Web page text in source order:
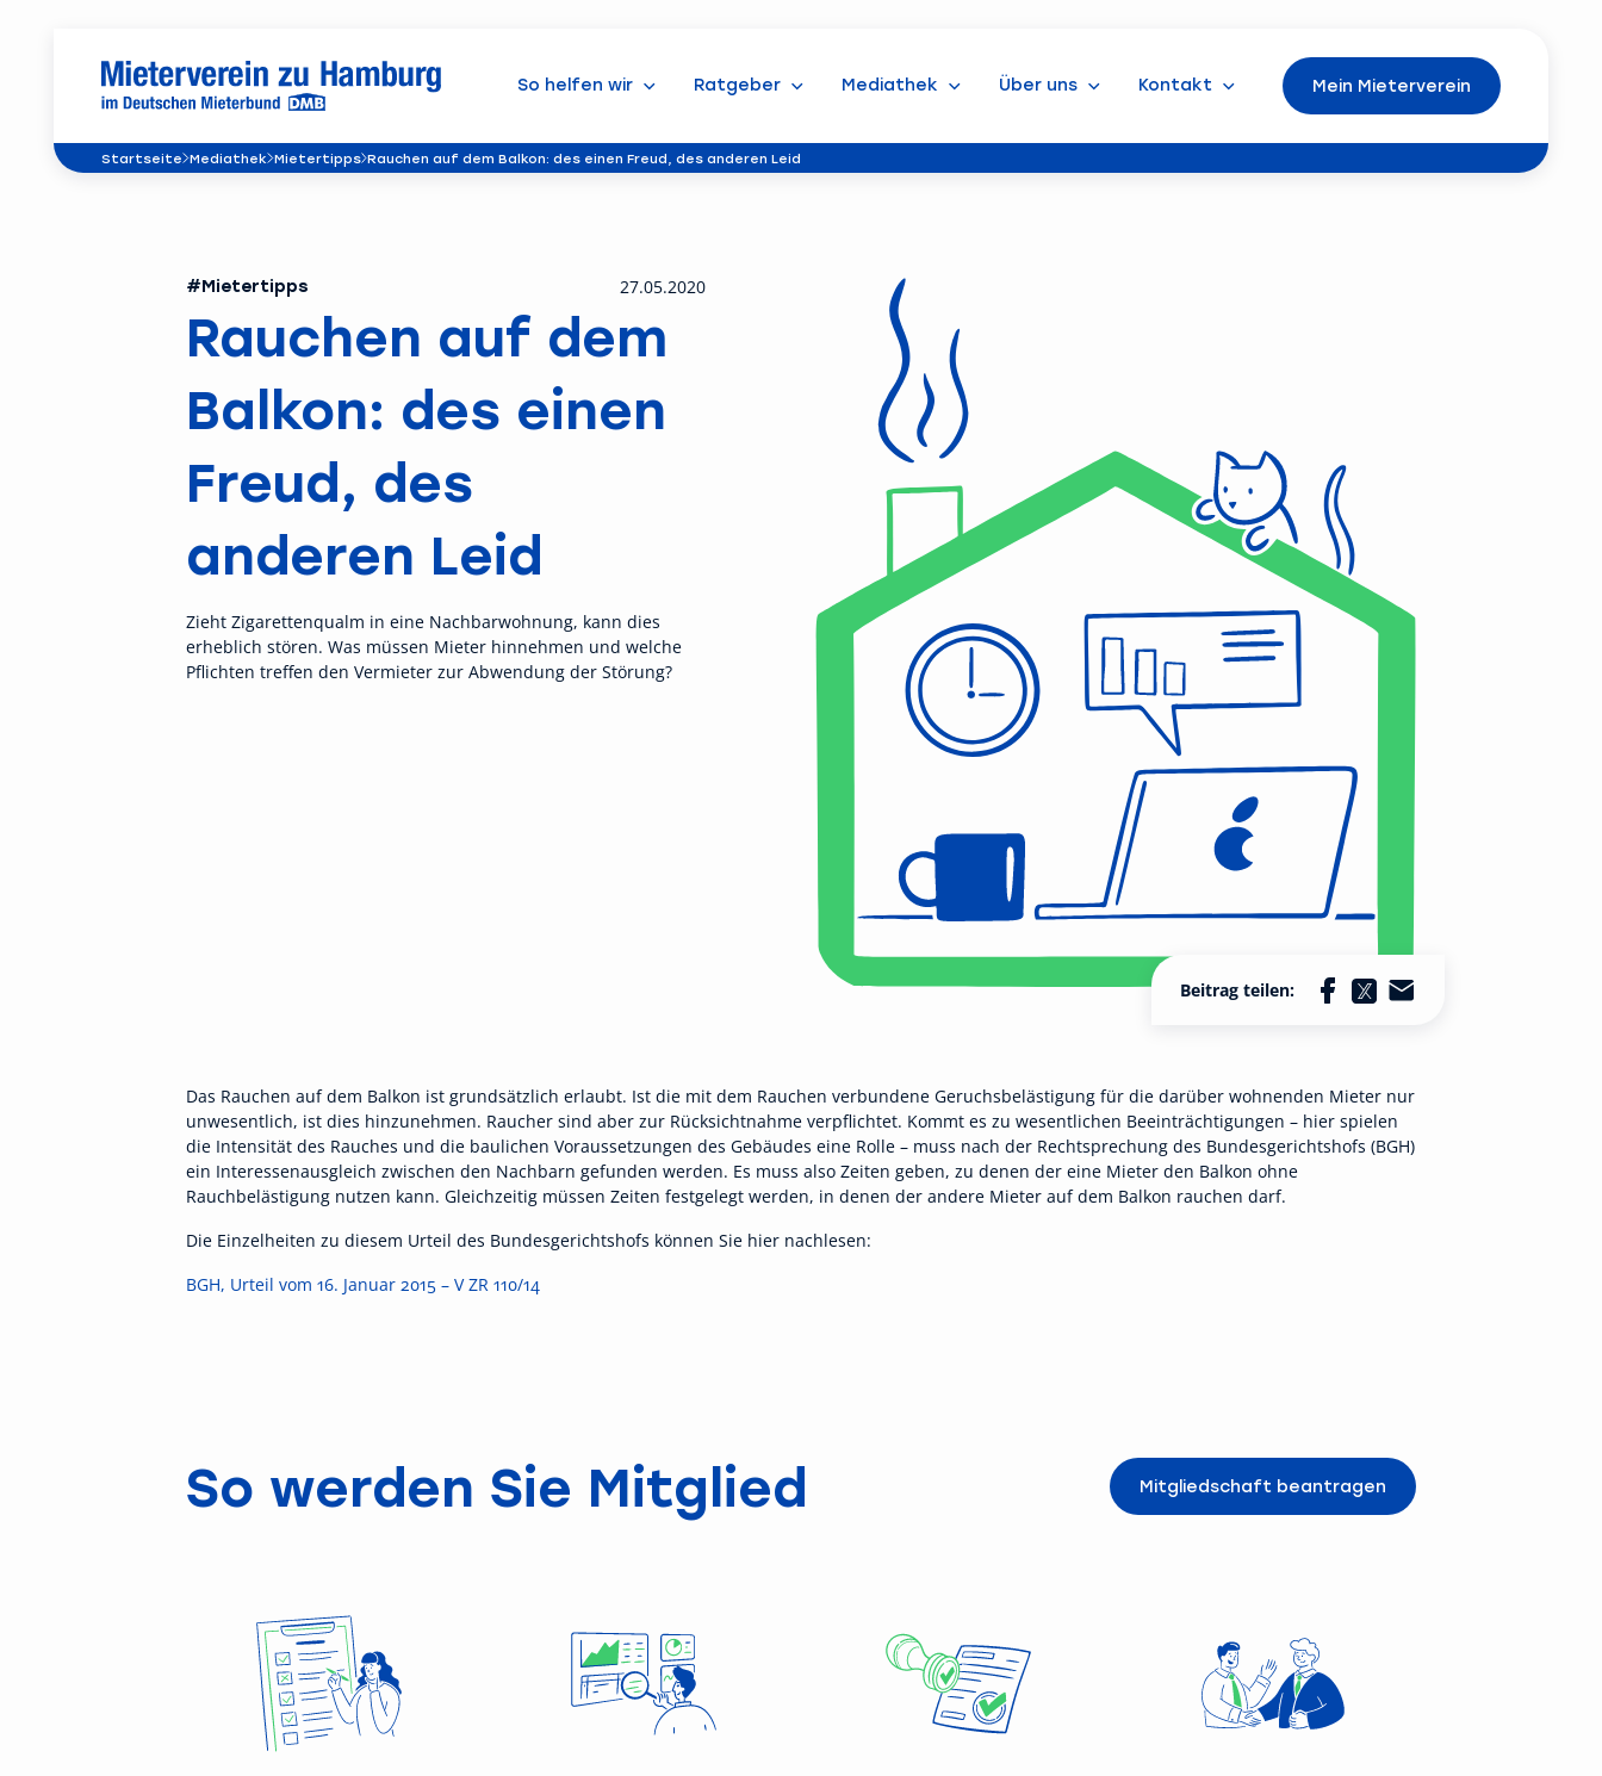
So helfen wir Ratgeber Mediathek Über uns Kontakt Mein Mieterverein
Startseite Mediathek Mietertipps Rauchen auf dem Balkon: des einen Freud, des anderen Leid
#Mietertipps 27.05.2020
Rauchen auf dem
Balkon: des einen
Freud, des
anderen Leid
Zieht Zigarettenqualm in eine Nachbarwohnung, kann dies
erheblich stören. Was müssen Mieter hinnehmen und welche
Pflichten treffen den Vermieter zur Abwendung der Störung?
Beitrag teilen:
Das Rauchen auf dem Balkon ist grundsätzlich erlaubt. Ist die mit dem Rauchen verbundene Geruchsbelästigung für die darüber wohnenden Mieter nur
unwesentlich, ist dies hinzunehmen. Raucher sind aber zur Rücksichtnahme verpflichtet. Kommt es zu wesentlichen Beeinträchtigungen – hier spielen
die Intensität des Rauches und die baulichen Voraussetzungen des Gebäudes eine Rolle – muss nach der Rechtsprechung des Bundesgerichtshofs (BGH)
ein Interessenausgleich zwischen den Nachbarn gefunden werden. Es muss also Zeiten geben, zu denen der eine Mieter den Balkon ohne
Rauchbelästigung nutzen kann. Gleichzeitig müssen Zeiten festgelegt werden, in denen der andere Mieter auf dem Balkon rauchen darf.
Die Einzelheiten zu diesem Urteil des Bundesgerichtshofs können Sie hier nachlesen:
BGH, Urteil vom 16. Januar 2015 – V ZR 110/14
So werden Sie Mitglied Mitgliedschaft beantragen